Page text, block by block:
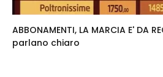
ABBONAMENTI, LA MARCIA E' DA
parlano chiaro